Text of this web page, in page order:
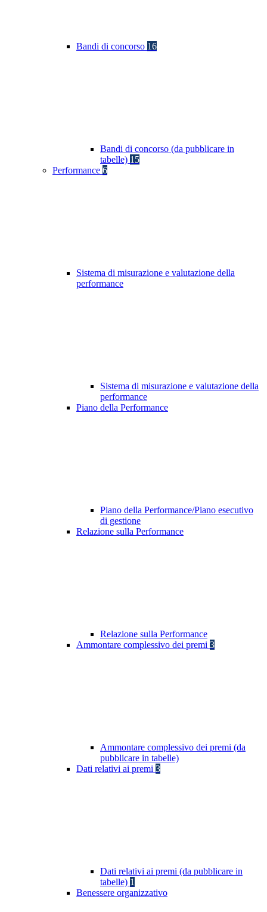
Bandi di concorso 16
Bandi di concorso (da pubblicare in
tabelle) 15
Performance 6
Sistema di misurazione e valutazione della
performance
Sistema di misurazione e valutazione della
performance
Piano della Performance
Piano della Performance/Piano esecutivo
di gestione
Relazione sulla Performance
Relazione sulla Performance
Ammontare complessivo dei premi 3
Ammontare complessivo dei premi (da
pubblicare in tabelle)
Dati relativi ai premi 3
Dati relativi ai premi (da pubblicare in
tabelle) 1
Benessere organizzativo